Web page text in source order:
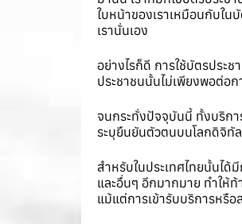
ใบหน้าของเราเหมือนกับใ
เรานั่นเอง
อย่างไรก็ดี การใช้บัตรประ
ประชาชนนั้นไม่เพียงพอต่อ
จนกระทั่งปัจจุบันนี้ ทั้งบริกา
ระบุยืนยันตัวตนบนโลกดิจิทั
สำหรับในประเทศไทยนั้นได้
และอื่นๆ อีกมากมาย ทำให้
แม้แต่การเข้ารับบริการหรื